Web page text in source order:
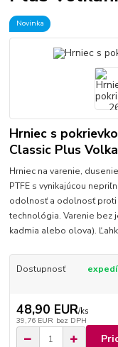
Novinka
Hrniec s
Classic Plus
Hrniec na varenie,
PTFE s vynikajúcou
odolnosť a odolnosť proti
technológia. Varenie bez
kadmia alebo olova).
Dostupnosť
48,90 EUR/ks
39,76 EUR bez DPH